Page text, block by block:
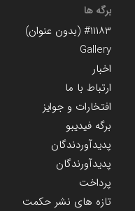
برگه ها
#۱۱۱۸۳ (بدون عنوان)
Gallery
اخبار
ارتباط با ما
افتخارات و جوایز
برگه فیدیبو
پدیدآوردندگان
پدیدآورندگان
پرداخت
تازه های نشر حکمت